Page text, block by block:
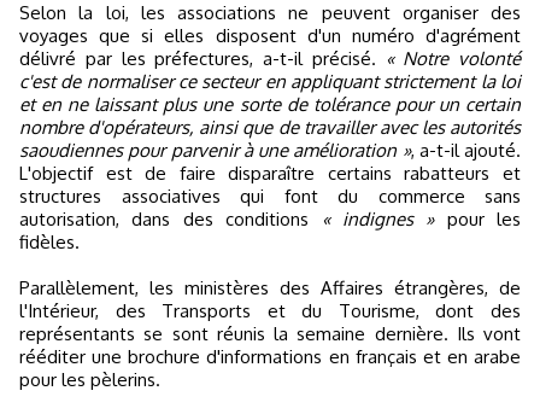
Selon la loi, les associations ne peuvent organiser des
voyages que si elles disposent d'un numéro d'agrément
délivré par les préfectures, a-t-il précisé. « Notre volonté
c'est de normaliser ce secteur en appliquant strictement la loi
et en ne laissant plus une sorte de tolérance pour un certain
nombre d'opérateurs, ainsi que de travailler avec les autorités
saoudiennes pour parvenir à une amélioration », a-t-il ajouté.
L'objectif est de faire disparaître certains rabatteurs et
structures associatives qui font du commerce sans
autorisation, dans des conditions
« indignes »pour les
fidèles.
Parallèlement, les ministères des Affaires étrangères, de
l'Intérieur, des Transports et du Tourisme, dont des
représentants se sont réunis la semaine dernière. Ils vont
rééditer une brochure d'informations en français et en arabe
pour les pèlerins.